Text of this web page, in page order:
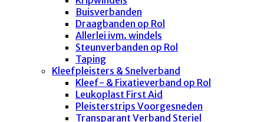
Buisverbanden
Draagbanden op Rol
Allerlei ivm. windels
Steunverbanden op Rol
Taping
Kleefpleisters & Snelverband
Kleef- & Fixatieverband op Rol
Leukoplast First Aid
Pleisterstrips Voorgesneden
Transparant Verband Steriel